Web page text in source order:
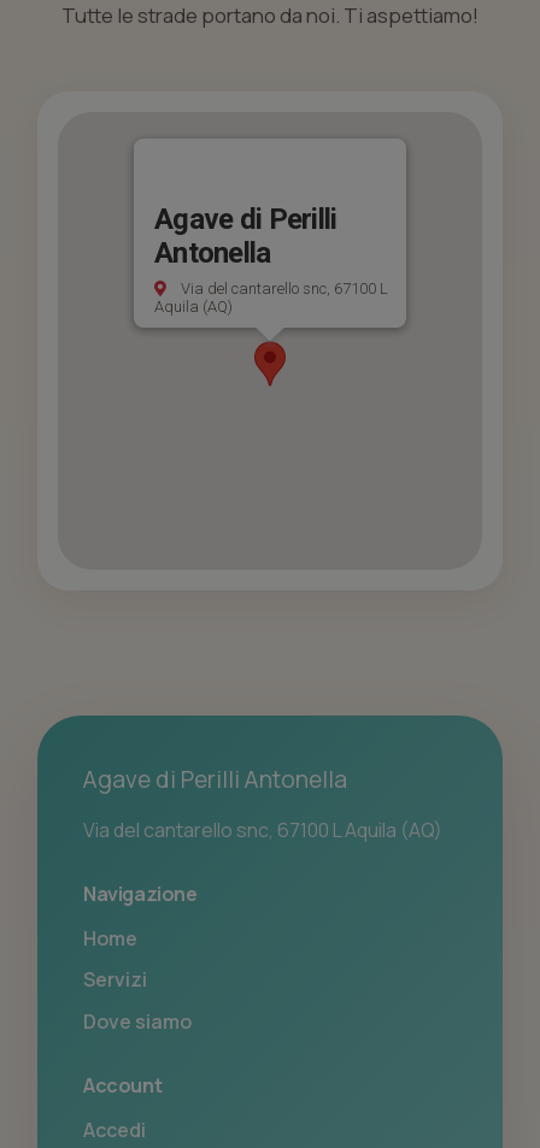
Tutte le strade portano da noi. Ti aspettiamo!
Agave di Perilli
Antonella
Via del cantarello snc, 67100 L
Aquila (AQ)
Agave di Perilli Antonella
Via del cantarello snc, 67100 L Aquila (AQ)
Navigazione
Home
Servizi
Dove siamo
Account
Accedi